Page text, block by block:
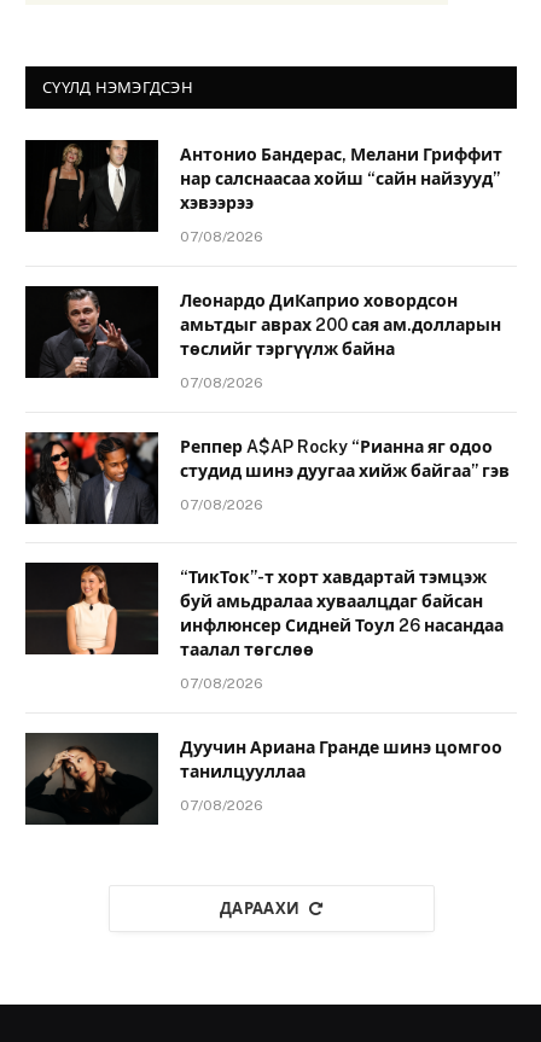
СҮҮЛД НЭМЭГДСЭН
Антонио Бандерас, Мелани Гриффит
нар салснаасаа хойш “сайн найзууд”
хэвээрээ
07/08/2026
Леонардо ДиКаприо ховордсон
амьтдыг аврах 200 сая ам.долларын
төслийг тэргүүлж байна
07/08/2026
Реппер A$AP Rocky “Рианна яг одоо
студид шинэ дуугаа хийж байгаа” гэв
07/08/2026
“ТикТок”-т хорт хавдартай тэмцэж
буй амьдралаа хуваалцдаг байсан
инфлюнсер Сидней Тоул 26 насандаа
таалал төгслөө
07/08/2026
Дуучин Ариана Гранде шинэ цомгоо
танилцууллаа
07/08/2026
ДАРААХИ